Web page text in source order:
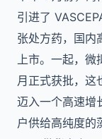
引进了
张处方药，国内
上市。一起，微
月正式获批，这
迈入一个高速增
户供给高纯度的